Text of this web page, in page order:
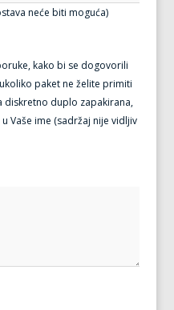
neće biti moguća)
kako bi se dogovorili
paket ne želite primiti
diskretno duplo zapakirana,
Vaše ime (sadržaj nije vidljiv